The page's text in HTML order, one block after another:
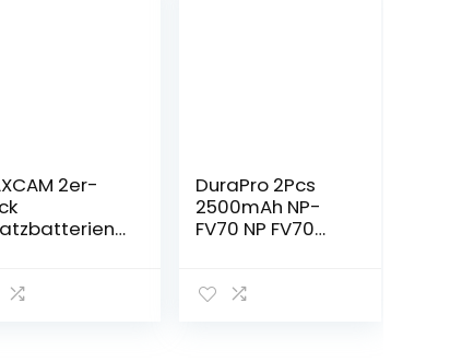
2er-
GoPro
DuraPro 2Pcs
2500mAh NP-
FV70 NP FV70
Sony NP-FV50